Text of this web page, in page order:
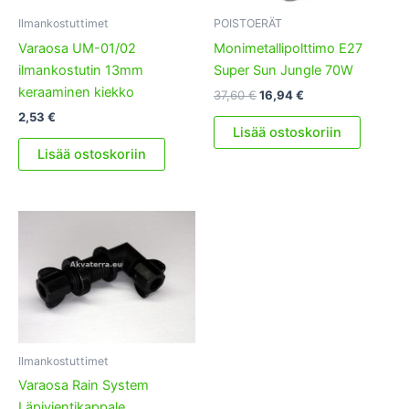
Ilmankostuttimet
Varaosa UM-01/02
ilmankostutin 13mm
keraaminen kiekko
2,53 €
Lisää ostoskoriin
POISTOERÄT
Monimetallipolttimo E27
Super Sun Jungle 70W
37,60€Alkuperäinen
oli:
37,60 €.
16,94€
on:
16,94 €.
Lisää ostoskoriin
Ilmankostuttimet
Varaosa Rain System